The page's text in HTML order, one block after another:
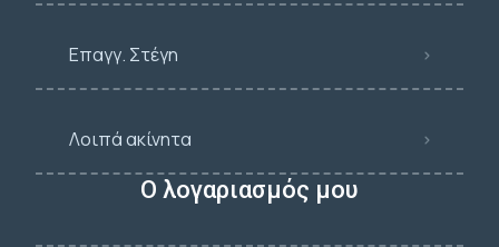
Επαγγ. Στέγη
Λοιπά ακίνητα
Ο λογαριασμός μου